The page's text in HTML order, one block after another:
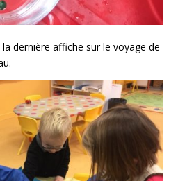
dernière affiche sur le voyage de